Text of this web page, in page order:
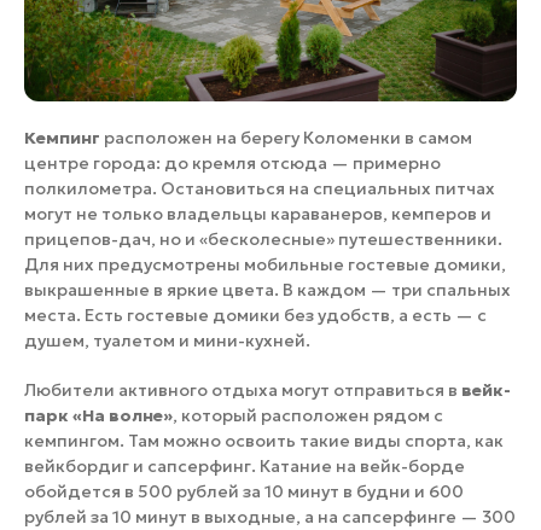
Кемпинг расположен на берегу Коломенки в самом
центре города: до кремля отсюда — примерно
полкилометра. Остановиться на специальных питчах
могут не только владельцы караванеров, кемперов и
прицепов-дач, но и «бесколесные» путешественники.
Для них предусмотрены мобильные гостевые домики,
выкрашенные в яркие цвета. В каждом — три спальных
места. Есть гостевые домики без удобств, а есть — с
душем, туалетом и мини-кухней.
Любители активного отдыха могут отправиться в вейк-
парк «На волне», который расположен рядом с
кемпингом. Там можно освоить такие виды спорта, как
вейкбордиг и сапсерфинг. Катание на вейк-борде
обойдется в 500 рублей за 10 минут в будни и 600
рублей за 10 минут в выходные, а на сапсерфинге — 300